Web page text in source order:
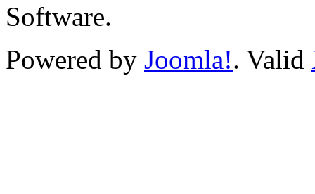
Software.
Powered by Joomla!. Valid